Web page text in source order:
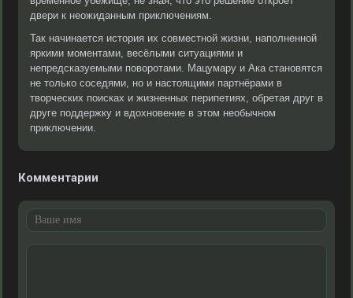
двери к неожиданным приключениям.
Так начинается история их совместной жизни, наполненной
яркими моментами, весёлыми ситуациями и
непредсказуемыми поворотами. Мацумару и Ака становятся
не только соседями, но и настоящими партнёрами в
творческих поисках и жизненных перипетиях, обретая друг в
друге поддержку и вдохновение в этом необычном
приключении.
Комментарии